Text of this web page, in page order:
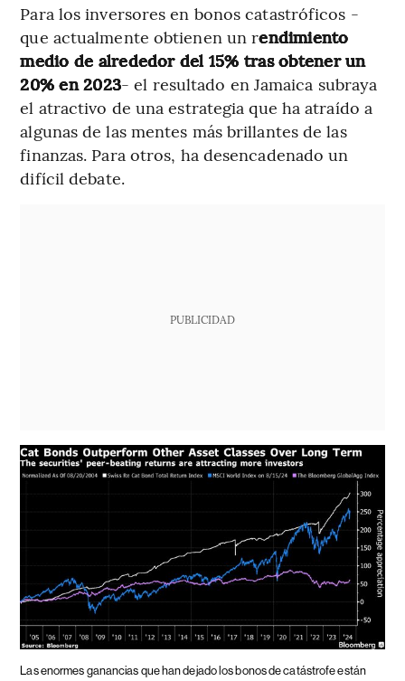
Para los inversores en bonos catastróficos -
que actualmente obtienen un rendimiento
medio de alrededor del 15% tras obtener un
20% en 2023- el resultado en Jamaica subraya
el atractivo de una estrategia que ha atraído a
algunas de las mentes más brillantes de las
finanzas. Para otros, ha desencadenado un
difícil debate.
PUBLICIDAD
Las enormes ganancias que han dejado los bonos de catástrofe están